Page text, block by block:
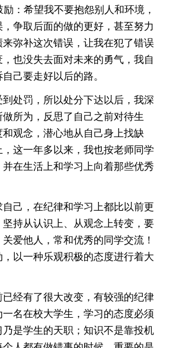
：希望我不要抱怨别人和环境，
争取后面的做的更好，甚至努力
弥补这次错误，让我在犯了错误
也没失去面对未来的勇气，我自
己要走好以后的路。
罚，所以处分下达以后，我深
所为，反思了自己之前对待生
观念，潜心地从自己身上找缺
这一年多以来，我也按老师同学
在生活上和学习上向着那些优秀
，在纪律和学习上都比以前更
持从认识上、从观念上转变，要
爱他人，常和优秀的同学交流！
以一种乐观积极的态度进行着大
经有了很大改变，有较强的纪律
名在校大学生，学习的态度必须
是学生的天职；知识不是靠投机